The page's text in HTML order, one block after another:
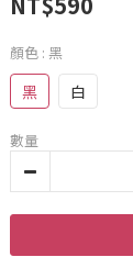
顏色 : 黑
黑 白
數量